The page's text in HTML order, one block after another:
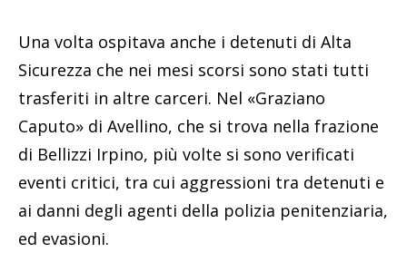
Una volta ospitava anche i detenuti di Alta
Sicurezza che nei mesi scorsi sono stati tutti
trasferiti in altre carceri. Nel «Graziano
Caputo» di Avellino, che si trova nella frazione
di Bellizzi Irpino, più volte si sono verificati
eventi critici, tra cui aggressioni tra detenuti e
ai danni degli agenti della polizia penitenziaria,
ed evasioni.